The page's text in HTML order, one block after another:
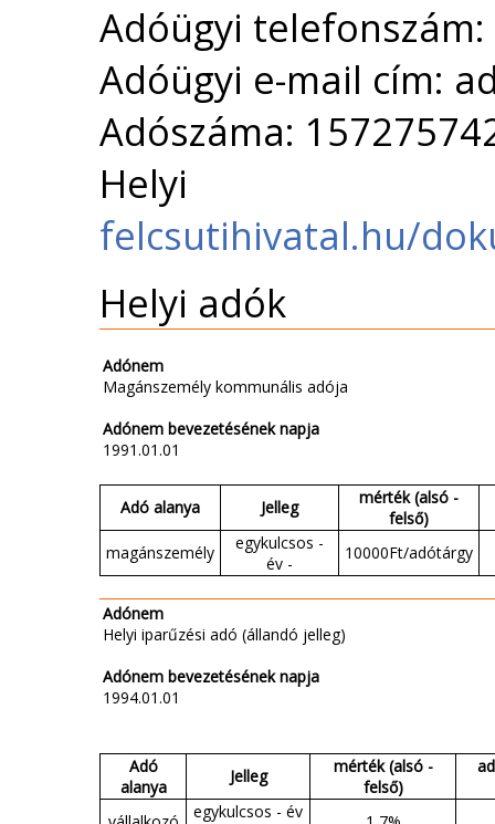
Adóügyi telefonszám:
Adóügyi e-mail cím:
Adószáma:
Helyi
felcsutihivatal.hu/
Helyi adók
Adónem
Magánszemély kommunális adója
Adónem bevezetésének napja
1991.01.01
Adó alanya Jelleg
mérték (alsó -
felső)
magánszemély
egykulcsos -
év -
10000Ft/adótárgy
Adónem
Helyi iparűzési adó (állandó jelleg)
Adónem bevezetésének napja
1994.01.01
Adó
alanya
Jelleg
mérték (alsó -
felső)
egykulcsos - év